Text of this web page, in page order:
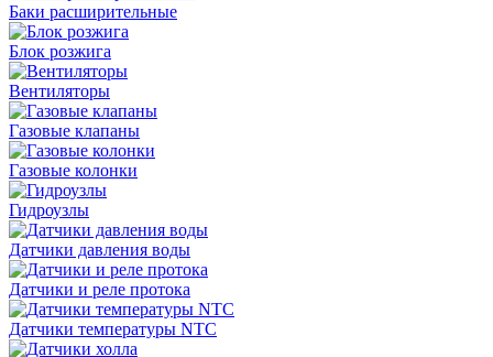
Баки расширительные
Блок розжига
Вентиляторы
Газовые клапаны
Газовые колонки
Гидроузлы
Датчики давления воды
Датчики и реле протока
Датчики температуры NTC